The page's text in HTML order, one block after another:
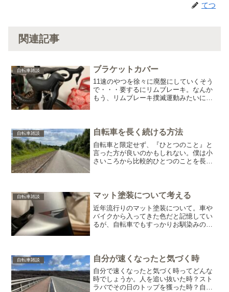
てつ
関連記事
自転車雑談 ブラケットカバー
11速のやつを徐々に廃盤にしていくそう
で・・・要するにリムブレーキ。なんか
もう、リムブレーキ撲滅運動みたいにな
とを書いたのですが、...
自転車雑談 自転車を長く続ける方法
自転車と限定せず、『ひとつのこと』と
言った方が良いのかもしれない。僕は小
さいころから比較的ひとつのことを長く
たのか、一度掘り下げ...
自転車雑談 マット塗装について考える
近年流行りのマット塗装について。車や
バイクから入ってきた色だと記憶してい
るが、自転車でもすっかりお馴染みのカ
ニやフェラーリなどで、あ...
自転車雑談 自分が速くなったと気づく時
自分で速くなったと気づく時ってどんな
時でしょうか。人を追い抜いた時？スト
ラバでその日のトップを獲った時？自分